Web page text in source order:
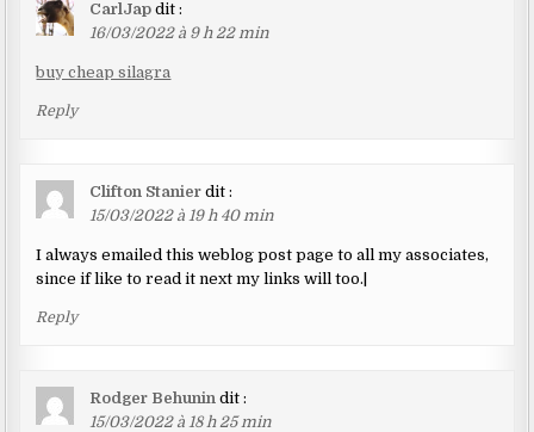
CarlJap dit :
16/03/2022 à 9 h 22 min
buy cheap silagra
Reply
Clifton Stanier dit :
15/03/2022 à 19 h 40 min
I always emailed this weblog post page to all my associates,
since if like to read it next my links will too.|
Reply
Rodger Behunin dit :
15/03/2022 à 18 h 25 min